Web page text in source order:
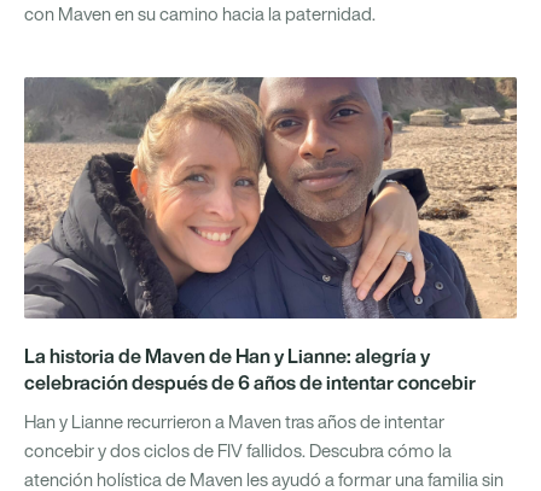
con Maven en su camino hacia la paternidad.
La historia de Maven de Han y Lianne: alegría y
celebración después de 6 años de intentar concebir
Han y Lianne recurrieron a Maven tras años de intentar
concebir y dos ciclos de FIV fallidos. Descubra cómo la
atención holística de Maven les ayudó a formar una familia sin